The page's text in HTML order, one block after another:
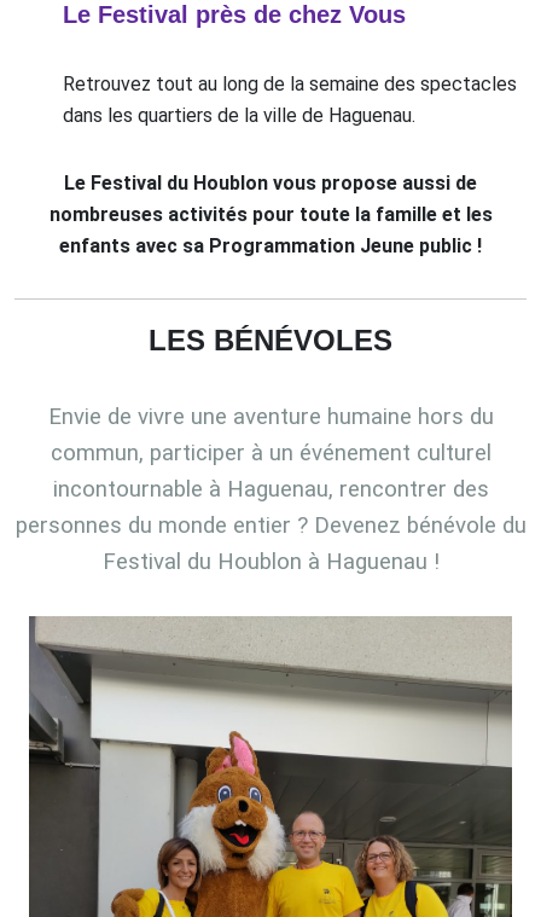
Le Festival près de chez Vous
Retrouvez tout au long de la semaine des spectacles
dans les quartiers de la ville de Haguenau.
Le Festival du Houblon vous propose aussi de
nombreuses activités pour toute la famille et les
enfants avec sa Programmation Jeune public !
LES BÉNÉVOLES
Envie de vivre une aventure humaine hors du
commun, participer à un événement culturel
incontournable à Haguenau, rencontrer des
personnes du monde entier ? Devenez bénévole du
Festival du Houblon à Haguenau !